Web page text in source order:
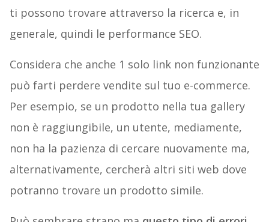
ti possono trovare attraverso la ricerca e, in
generale, quindi le performance SEO.
Considera che anche 1 solo link non funzionante
può farti perdere vendite sul tuo e-commerce.
Per esempio, se un prodotto nella tua gallery
non è raggiungibile, un utente, mediamente,
non ha la pazienza di cercare nuovamente ma,
alternativamente, cercherà altri siti web dove
potranno trovare un prodotto simile.